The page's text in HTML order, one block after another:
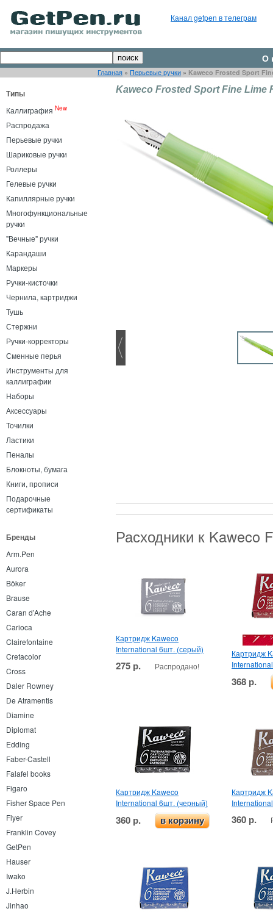
Канал getpen в телеграм
О
Главная » Перьевые ручки » Kaweco Frosted Sport
Типы
Каллиграфия New
Распродажа
Перьевые ручки
Шариковые ручки
Роллеры
Гелевые ручки
Капиллярные ручки
Многофункциональные
ручки
"Вечные" ручки
Карандаши
Маркеры
Ручки-кисточки
Чернила, картриджи
Тушь
Стержни
Ручки-корректоры
Сменные перья
Инструменты для
каллиграфии
Наборы
Аксессуары
Точилки
Ластики
Пеналы
Блокноты, бумага
Книги, прописи
Подарочные
сертификаты
Бренды
Arm.Pen
Aurora
Böker
Brause
Caran d’Ache
Carioca
Clairefontaine
Cretacolor
Cross
Daler Rowney
De Atramentis
Diamine
Diplomat
Edding
Faber-Castell
Falafel books
Figaro
Fisher Space Pen
Flyer
Franklin Covey
GetPen
Hauser
Iwako
J.Herbin
Jinhao
Kaweco Frosted Sport Fine Lime
Расходники к Kaweco
Картридж Kaweco
International 6шт. (серый)
275 р. Распродано!
Картридж
368 р.
Картридж Kaweco
International 6шт. (черный)
360 р. в корзину
Картридж
360 р.